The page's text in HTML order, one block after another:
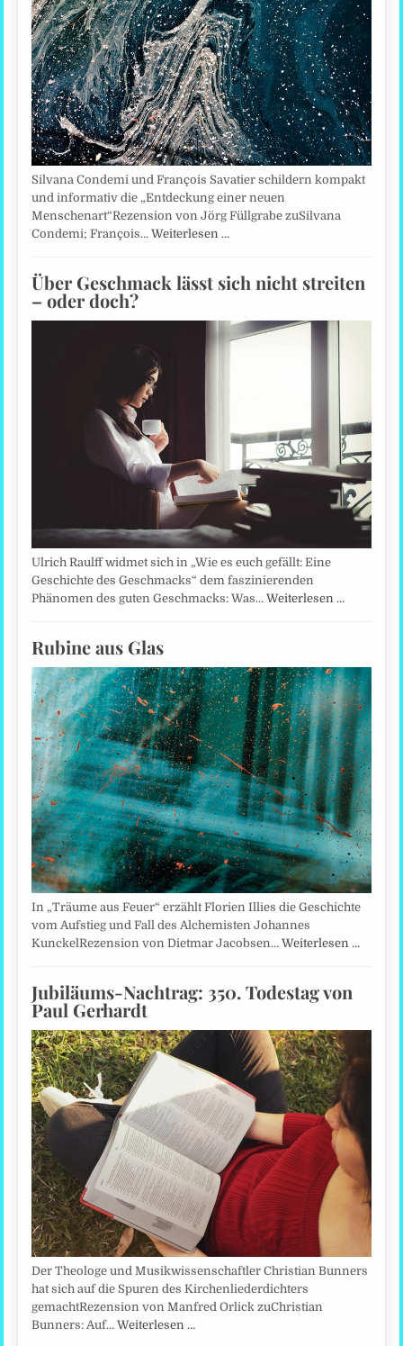
Silvana Condemi und François Savatier schildern kompakt
und informativ die „Entdeckung einer neuen
Menschenart“Rezension von Jörg Füllgrabe zuSilvana
Condemi; François…Weiterlesen …
Über Geschmack lässt sich nicht streiten
– oder doch?
Ulrich Raulff widmet sich in „Wie es euch gefällt: Eine
Geschichte des Geschmacks“ dem faszinierenden
Phänomen des guten Geschmacks: Was…Weiterlesen …
Rubine aus Glas
In „Träume aus Feuer“ erzählt Florien Illies die Geschichte
vom Aufstieg und Fall des Alchemisten Johannes
KunckelRezension von Dietmar Jacobsen…Weiterlesen …
Jubiläums-Nachtrag: 350. Todestag von
Paul Gerhardt
Der Theologe und Musikwissenschaftler Christian Bunners
hat sich auf die Spuren des Kirchenliederdichters
gemachtRezension von Manfred Orlick zuChristian
Bunners: Auf…Weiterlesen …